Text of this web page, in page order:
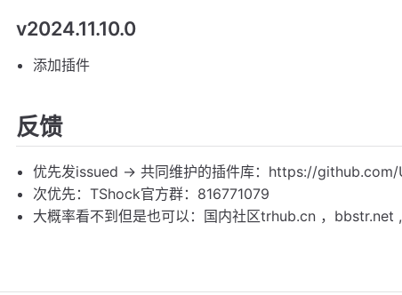
v2024.11.10.0
添加插件
反馈
优先发issued -> 共同维护的插件库：https://
次优先：TShock官方群：816771079
大概率看不到但是也可以：国内社区trhub.cn ，